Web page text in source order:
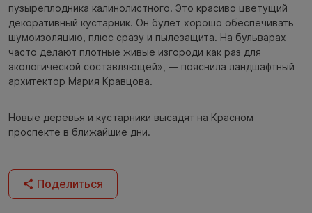
пузыреплодника калинолистного. Это красиво цветущий
декоративный кустарник. Он будет хорошо обеспечивать
шумоизоляцию, плюс сразу и пылезащита. На бульварах
часто делают плотные живые изгороди как раз для
экологической составляющей», — пояснила ландшафтный
архитектор Мария Кравцова.
Новые деревья и кустарники высадят на Красном
проспекте в ближайшие дни.
Поделиться